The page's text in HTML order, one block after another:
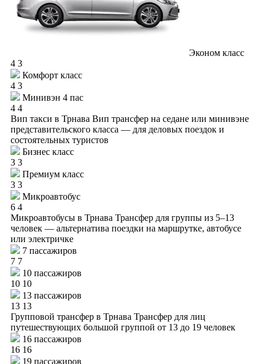
Эконом класс
4 3
Комфорт класс
4 3
Минивэн 4 пас
4 4
Вип такси в Трнава Вип трансфер на седане или минивэне
представительского класса — для деловых поездок и
состоятельных туристов
Бизнес класс
3 3
Премиум класс
3 3
Микроавтобус
6 4
Микроавтобусы в Трнава Трансфер для группы из 5–13
человек — альтернатива поездки на маршрутке, автобусе
или электричке
7 пассажиров
7 7
10 пассажиров
10 10
13 пассажиров
13 13
Групповой трансфер в Трнава Трансфер для лиц
путешествующих большой группой от 13 до 19 человек
16 пассажиров
16 16
19 пассажиров